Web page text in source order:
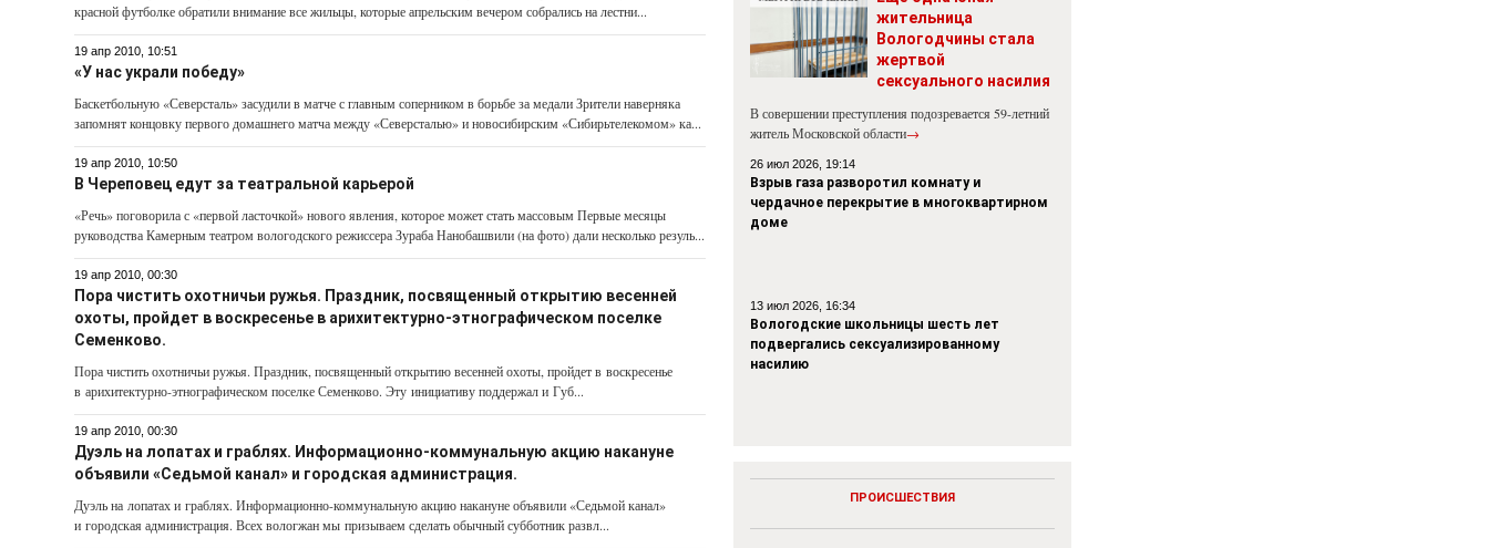
красной футболке обратили внимание все жильцы, которые апрельским вечером собрались на лестни...
19 апр 2010, 10:51
«У нас украли победу»
Баскетбольную «Северсталь» засудили в матче с главным соперником в борьбе за медали Зрители наверняка
запомнят концовку первого домашнего матча между «Северсталью» и новосибирским «Сибирьтелекомом» ка...
19 апр 2010, 10:50
В Череповец едут за театральной карьерой
«Речь» поговорила с «первой ласточкой» нового явления, которое может стать массовым Первые месяцы
руководства Камерным театром вологодского режиссера Зураба Нанобашвили (на фото) дали несколько резуль...
19 апр 2010, 00:30
Пора чистить охотничьи ружья. Праздник, посвященный открытию весенней
охоты, пройдет в воскресенье в арихитектурно-этнографическом поселке
Семенково.
Пора чистить охотничьи ружья. Праздник, посвященный открытию весенней охоты, пройдет в воскресенье
в арихитектурно-этнографическом поселке Семенково. Эту инициативу поддержал и Губ...
19 апр 2010, 00:30
Дуэль на лопатах и граблях. Информационно-коммунальную акцию накануне
объявили «Седьмой канал» и городская администрация.
Дуэль на лопатах и граблях. Информационно-коммунальную акцию накануне объявили «Седьмой канал»
и городская администрация. Всех вологжан мы призываем сделать обычный субботник развл...
жительница
Вологодчины стала
жертвой
сексуального насилия
В совершении преступления подозревается 59-летний
житель Московской области→
26 июл 2026, 19:14
Взрыв газа разворотил комнату и
чердачное перекрытие в многоквартирном
доме
13 июл 2026, 16:34
Вологодские школьницы шесть лет
подвергались сексуализированному
насилию
ПРОИСШЕСТВИЯ